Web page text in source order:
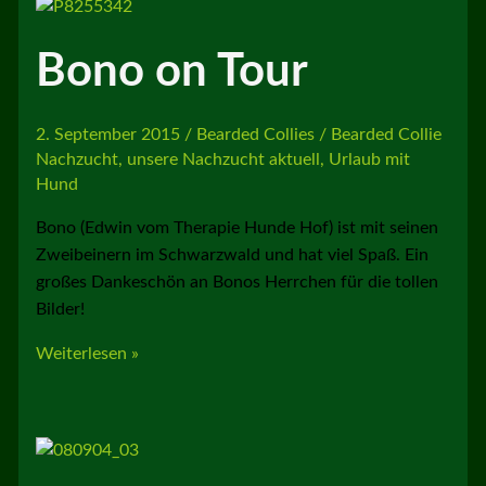
heut
2.Bono on Tour
2. September 2015 / Bearded Collies/ Bearded Collie
Nachzucht, unsere Nachzucht aktuell , Urlaub mit
Hund
Bono (Edwin vom Therapie Hunde Hof) ist mit seinen
Zweibeinern im Schwarzwald und hat viel Spaß. Ein
großes Dankeschön an Bonos Herrchen für die tollen
Bilder!
Bono
Weiterlesen »